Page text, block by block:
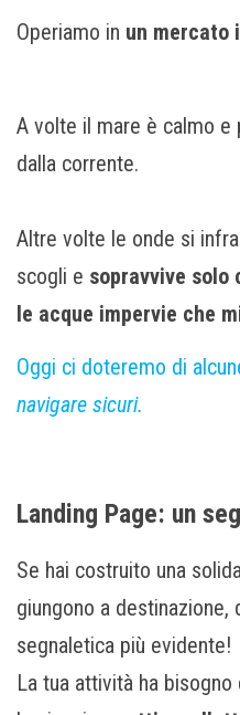
Operiamo in un mercato
A volte il mare è calmo
dalla corrente.
Altre volte le onde si
scogli e sopravvive
le acque impervie che
Oggi ci doteremo di
navigare sicuri.
Landing Page: un
Se hai costruito una
giungono a
segnaletica più evidente!
La tua attività ha